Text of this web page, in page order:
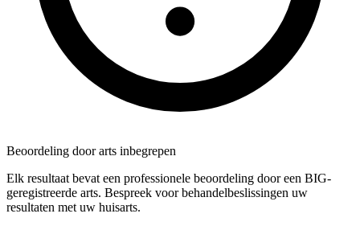
Beoordeling door arts inbegrepen
Elk resultaat bevat een professionele beoordeling door een BIG-
geregistreerde arts. Bespreek voor behandelbeslissingen uw
resultaten met uw huisarts.